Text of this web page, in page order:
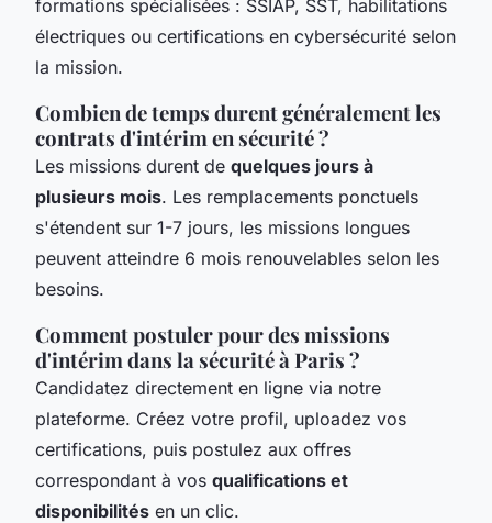
formations spécialisées : SSIAP, SST, habilitations
électriques ou certifications en cybersécurité selon
la mission.
Combien de temps durent généralement les
contrats d'intérim en sécurité ?
Les missions durent de quelques jours à
plusieurs mois. Les remplacements ponctuels
s'étendent sur 1-7 jours, les missions longues
peuvent atteindre 6 mois renouvelables selon les
besoins.
Comment postuler pour des missions
d'intérim dans la sécurité à Paris ?
Candidatez directement en ligne via notre
plateforme. Créez votre profil, uploadez vos
certifications, puis postulez aux offres
correspondant à vos qualifications et
disponibilités en un clic.